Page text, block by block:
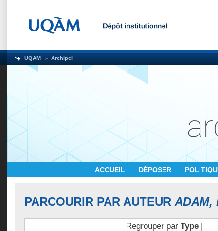
UQAM Archipel
ACCUEIL DÉPOSER
PARCOURIR PAR AUTEUR ADAM,
Regrouper par Type|